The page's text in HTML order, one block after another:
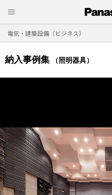
電気・建築設備（ビジネス）
納入事例集 （照明器具）